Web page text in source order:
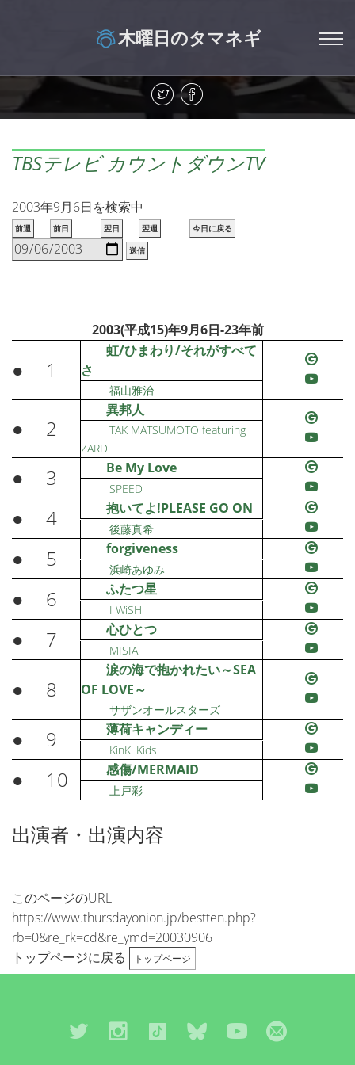
木曜日のタマネギ
TBSテレビ カウントダウンTV
2003年9月6日を検索中
前週 前日 翌日 翌週 今日に戻る
送信
2003(平成15)年9月6日-23年前
● 1
虹/ひまわり/それがすべて
さ
福山雅治
● 2
異邦人
TAK MATSUMOTO featuring
ZARD
● 3 Be My Love
SPEED
● 4 抱いてよ!PLEASE GO ON
後藤真希
● 5 forgiveness
浜崎あゆみ
● 6 ふたつ星
I WiSH
● 7 心ひとつ
MISIA
● 8
涙の海で抱かれたい～SEA
OF LOVE～
サザンオールスターズ
● 9 薄荷キャンディー
KinKi Kids
● 10 感傷/MERMAID
上戸彩
出演者・出演内容
このページのURL
https://www.thursdayonion.jp/bestten.php?
rb=0&re_rk=cd&re_ymd=20030906
トップページに戻る
トップページ